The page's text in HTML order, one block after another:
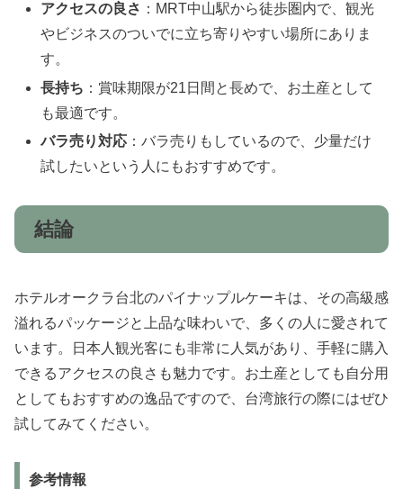
アクセスの良さ ：MRT中山駅から徒歩圏内で、観光
やビジネスのついでに立ち寄りやすい場所にありま
す。
長持ち ：賞味期限が21日間と長めで、お土産として
も最適です。
バラ売り対応 ：バラ売りもしているので、少量だけ
試したいという人にもおすすめです。
結論
ホテルオークラ台北のパイナップルケーキは、その高級感
溢れるパッケージと上品な味わいで、多くの人に愛されて
います。日本人観光客にも非常に人気があり、手軽に購入
できるアクセスの良さも魅力です。お土産としても自分用
としてもおすすめの逸品ですので、台湾旅行の際にはぜひ
試してみてください。
参考情報